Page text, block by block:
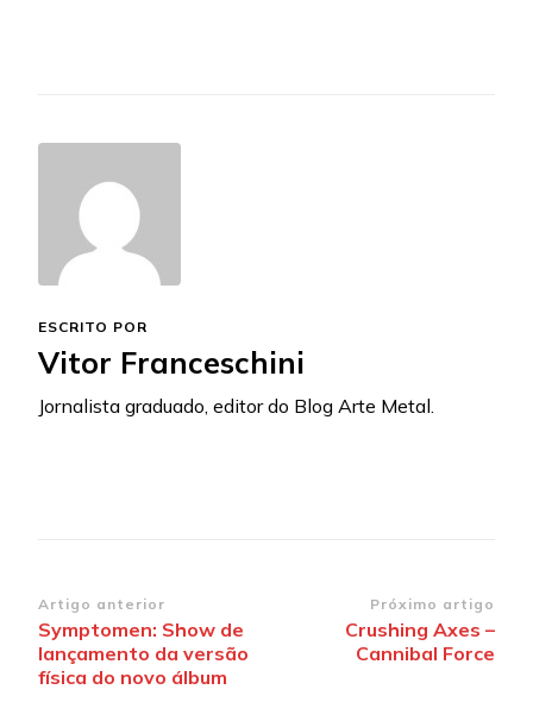
ESCRITO POR
Vitor Franceschini
Jornalista graduado, editor do Blog Arte Metal.
Navegação
de
post
Artigo anterior
Symptomen: Show de
lançamento da versão
física do novo álbum
Próximo artigo
Crushing Axes –
Cannibal Force